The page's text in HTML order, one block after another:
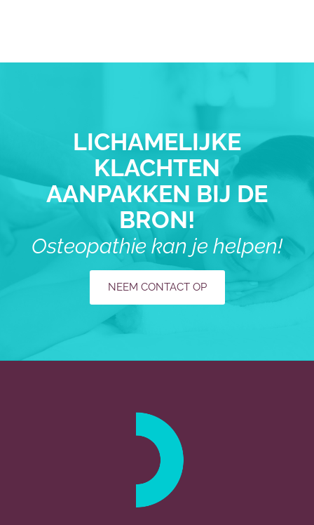
LICHAMELIJKE
KLACHTEN
AANPAKKEN BIJ DE
BRON!
Osteopathie kan je helpen!
NEEM CONTACT OP